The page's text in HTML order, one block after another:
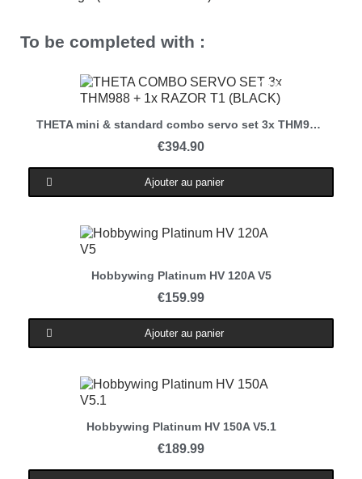
To be completed with :
Aperçu rapide
Out-of-Stock
THETA mini & standard combo servo set 3x THM988 + 1x RAZOR T1 (Black)
€394.90
Ajouter au panier
Aperçu rapide
Hobbywing Platinum HV 120A V5
€159.99
Ajouter au panier
Aperçu rapide
Hobbywing Platinum HV 150A V5.1
€189.99